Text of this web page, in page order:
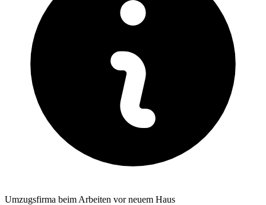
Umzugsfirma beim Arbeiten vor neuem Haus